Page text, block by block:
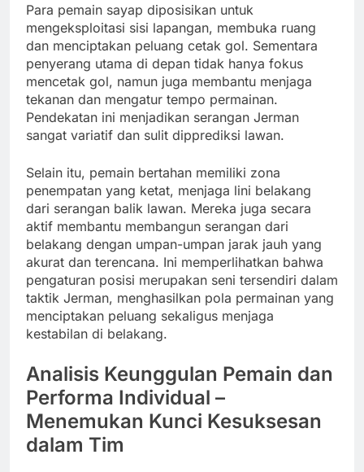
Para pemain sayap diposisikan untuk
mengeksploitasi sisi lapangan, membuka ruang
dan menciptakan peluang cetak gol. Sementara
penyerang utama di depan tidak hanya fokus
mencetak gol, namun juga membantu menjaga
tekanan dan mengatur tempo permainan.
Pendekatan ini menjadikan serangan Jerman
sangat variatif dan sulit dipprediksi lawan.
Selain itu, pemain bertahan memiliki zona
penempatan yang ketat, menjaga lini belakang
dari serangan balik lawan. Mereka juga secara
aktif membantu membangun serangan dari
belakang dengan umpan-umpan jarak jauh yang
akurat dan terencana. Ini memperlihatkan bahwa
pengaturan posisi merupakan seni tersendiri dalam
taktik Jerman, menghasilkan pola permainan yang
menciptakan peluang sekaligus menjaga
kestabilan di belakang.
Analisis Keunggulan Pemain dan
Performa Individual –
Menemukan Kunci Kesuksesan
dalam Tim